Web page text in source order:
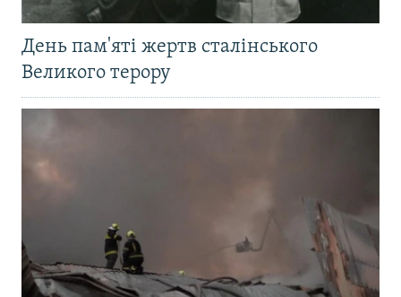
День пам'яті жертв сталінського
Великого терору